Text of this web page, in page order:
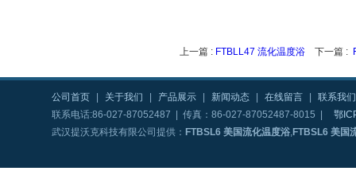
上一篇 : FTBLL47 流化温度浴 下一篇 :
公司首页 关于我们 产品展示 新闻动态 在线留言
联系我们
联系电话:86-027-87052487 | 传真：86-027-87052487-8015 |
鄂
武汉提沃克科技有限公司提供： FTBSL6 美国流化温度浴,FTBSL6 美国